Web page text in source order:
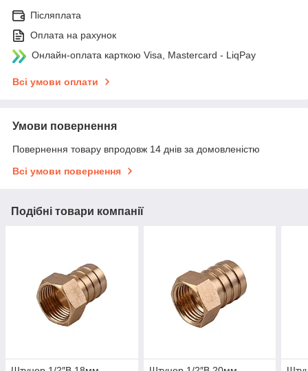
Післяплата
Оплата на рахунок
Онлайн-оплата карткою Visa, Mastercard - LiqPay
Всі умови оплати
Умови повернення
Повернення товару впродовж 14 днів за домовленістю
Всі умови повернення
Подібні товари компанії